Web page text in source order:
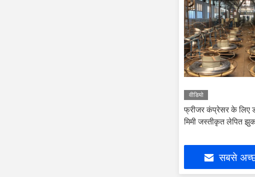
वीडियो
फ्रीजर कंप्रेसर के लिए
मिमी जस्तीकृत लेपित
सबसे